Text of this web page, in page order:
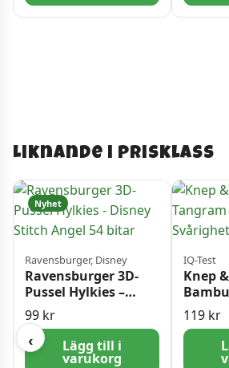
Liknande i prisklass
‹
Nyhet
Ravensburger, Disney
Ravensburger 3D-
Pussel Hylkies –
Disney Stitch Angel
54 bitar
99 kr
Lägg till i
varukorg
IQ-Test
Knep
119 kr